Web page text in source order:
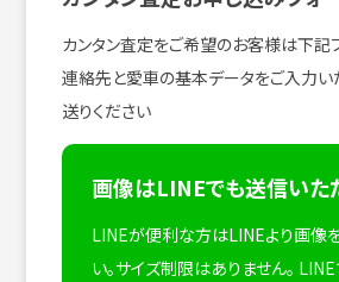
カンタン査定をご希望のお客様は下記
連絡先と愛車の基本データをご入力
送りください
画像はLINEでも送信いた
LINEが便利な方はLINEより画像
い。サイズ制限はありません。 LINE